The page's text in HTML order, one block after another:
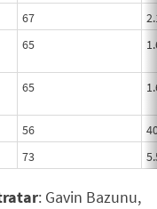
67
65
65
56
73
: Gavin Bazunu,